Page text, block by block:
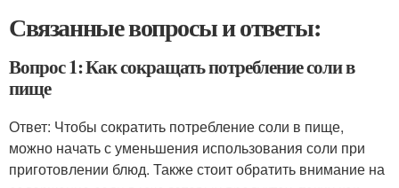
Связанные вопросы и ответы:
Вопрос 1: Как сокращать потребление соли в
пище
Ответ: Чтобы сократить потребление соли в пище,
можно начать с уменьшения использования соли при
приготовлении блюд. Также стоит обратить внимание на